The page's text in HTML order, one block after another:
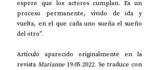
espere que los actores cumplan. Es un
proceso permanente, vivido de ida y
vuelta, en el que cada uno sueña el sueño
del otro”.
Artículo aparecido originalmente en la
revista Marianne 19.05.2022. Se traduce con